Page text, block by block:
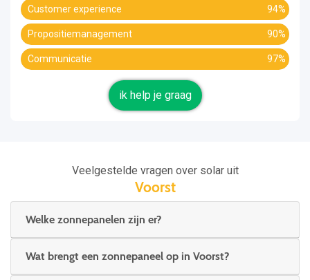
Customer experience 94%
Propositiemanagement 90%
Communicatie 97%
ik help je graag
Veelgestelde vragen over solar uit
Voorst
Welke zonnepanelen zijn er?
Wat brengt een zonnepaneel op in Voorst?